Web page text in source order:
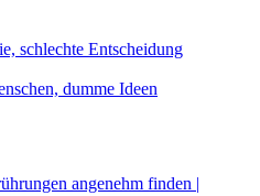
schlechte Entscheidung
dumme Ideen
angenehm finden |